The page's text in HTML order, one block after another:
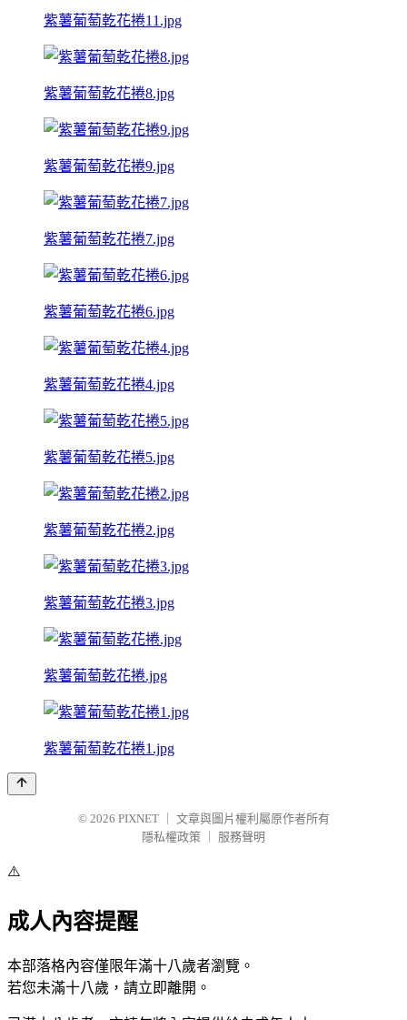
紫薯葡萄乾花捲11.jpg
紫薯葡萄乾花捲8.jpg
紫薯葡萄乾花捲9.jpg
紫薯葡萄乾花捲7.jpg
紫薯葡萄乾花捲6.jpg
紫薯葡萄乾花捲4.jpg
紫薯葡萄乾花捲5.jpg
紫薯葡萄乾花捲2.jpg
紫薯葡萄乾花捲3.jpg
紫薯葡萄乾花捲.jpg
紫薯葡萄乾花捲1.jpg
© 2026 PIXNET
文章與圖片權利屬原作者所有
隱私權政策
服務聲明
⚠️
成人內容提醒
本部落格內容僅限年滿十八歲者瀏覽。
若您未滿十八歲，請立即離開。